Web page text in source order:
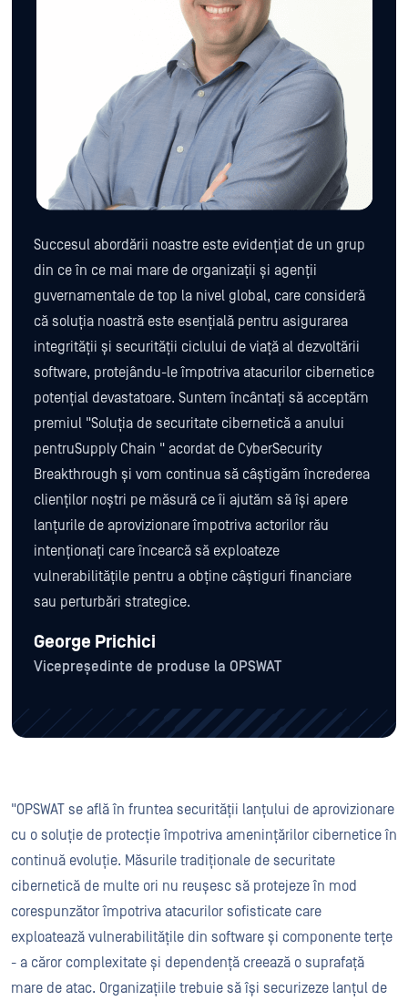
Succesul abordării noastre este evidențiat de un grup
din ce în ce mai mare de organizații și agenții
guvernamentale de top la nivel global, care consideră
că soluția noastră este esențială pentru asigurarea
integrității și securității ciclului de viață al dezvoltării
software, protejându-le împotriva atacurilor cibernetice
potențial devastatoare. Suntem încântați să acceptăm
premiul "Soluția de securitate cibernetică a anului
pentruSupply Chain " acordat de CyberSecurity
Breakthrough și vom continua să câștigăm încrederea
clienților noștri pe măsură ce îi ajutăm să își apere
lanțurile de aprovizionare împotriva actorilor rău
intenționați care încearcă să exploateze
vulnerabilitățile pentru a obține câștiguri financiare
sau perturbări strategice.
George Prichici
Vicepreședinte de produse la OPSWAT
"OPSWAT se află în fruntea securității lanțului de aprovizionare
cu o soluție de protecție împotriva amenințărilor cibernetice în
continuă evoluție. Măsurile tradiționale de securitate
cibernetică de multe ori nu reușesc să protejeze în mod
corespunzător împotriva atacurilor sofisticate care
exploatează vulnerabilitățile din software și componente terțe
- a căror complexitate și dependență creează o suprafață
mare de atac. Organizațiile trebuie să își securizeze lanțul de